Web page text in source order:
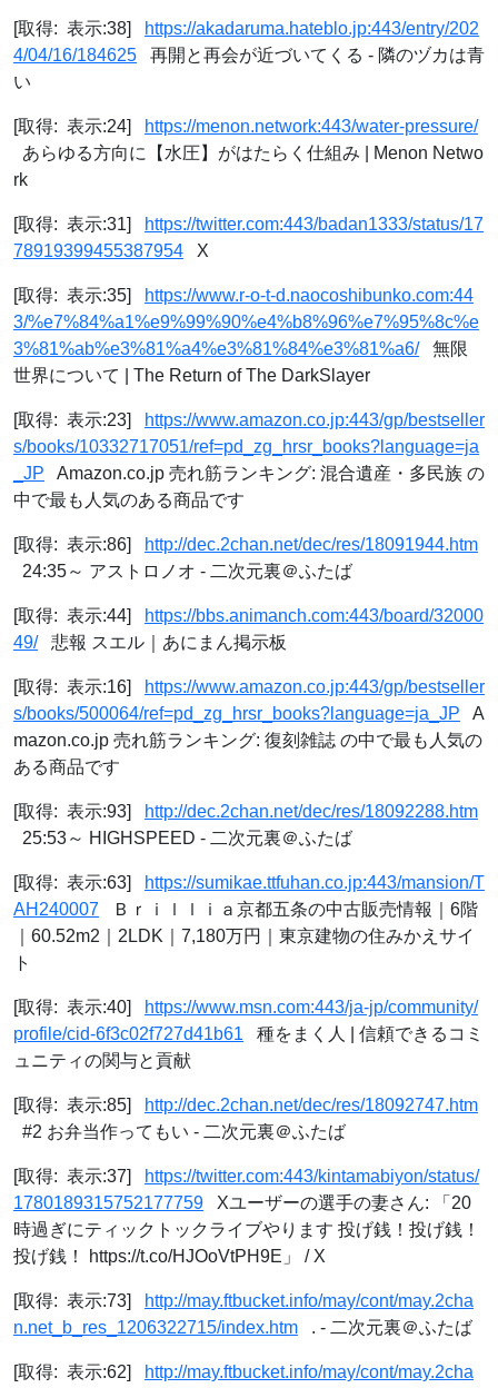
[取得: 表示:38]
https://akadaruma.hateblo.jp:443/entry/202
4/04/16/184625 再開と再会が近づいてくる - 隣のヅカは青
い
[取得: 表示:24]
https://menon.network:443/water-pressure/
あらゆる方向に【水圧】がはたらく仕組み | Menon Netwo
rk
[取得: 表示:31]
https://twitter.com:443/badan1333/status/17
78919399455387954 X
[取得: 表示:35]
https://www.r-o-t-d.naocoshibunko.com:44
3/%e7%84%a1%e9%99%90%e4%b8%96%e7%95%8c%e
3%81%ab%e3%81%a4%e3%81%84%e3%81%a6/無限
世界について | The Return of The DarkSlayer
[取得: 表示:23]
https://www.amazon.co.jp:443/gp/bestseller
s/books/10332717051/ref=pd_zg_hrsr_books?language=ja
_JP Amazon.co.jp 売れ筋ランキング: 混合遺産・多民族 の
中で最も人気のある商品です
[取得: 表示:86]
http://dec.2chan.net/dec/res/18091944.htm
24:35～ アストロノオ - 二次元裏＠ふたば
[取得: 表示:44]
https://bbs.animanch.com:443/board/32000
49/悲報 スエル｜あにまん掲示板
[取得: 表示:16]
https://www.amazon.co.jp:443/gp/bestseller
s/books/500064/ref=pd_zg_hrsr_books?language=ja_JP A
mazon.co.jp 売れ筋ランキング: 復刻雑誌 の中で最も人気の
ある商品です
[取得: 表示:93]
http://dec.2chan.net/dec/res/18092288.htm
25:53～ HIGHSPEED - 二次元裏＠ふたば
[取得: 表示:63]
https://sumikae.ttfuhan.co.jp:443/mansion/T
AH240007 Ｂｒｉｌｌｉａ京都五条の中古販売情報｜6階
｜60.52m2｜2LDK｜7,180万円｜東京建物の住みかえサイ
ト
[取得: 表示:40]
https://www.msn.com:443/ja-jp/community/
profile/cid-6f3c02f727d41b61 種をまく人 | 信頼できるコミ
ュニティの関与と貢献
[取得: 表示:85]
http://dec.2chan.net/dec/res/18092747.htm
#2 お弁当作ってもい - 二次元裏＠ふたば
[取得: 表示:37]
https://twitter.com:443/kintamabiyon/status/
1780189315752177759 Xユーザーの選手の妻さん: 「20
時過ぎにティックトックライブやります 投げ銭！投げ銭！
投げ銭！ https://t.co/HJOoVtPH9E」 / X
[取得: 表示:73]
http://may.ftbucket.info/may/cont/may.2cha
n.net_b_res_1206322715/index.htm . - 二次元裏＠ふたば
[取得: 表示:62]
http://may.ftbucket.info/may/cont/may.2cha